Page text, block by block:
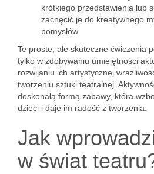
krótkiego przedstawienia lub
zachęcić je do kreatywnego
pomysłów.
Te proste, ale skuteczne ćwiczenia
tylko w zdobywaniu umiejętności
rozwijaniu ich artystycznej
tworzeniu sztuki teatralnej.
doskonałą formą zabawy, która
dzieci i daje im radość z tworzenia.
Jak
w świat